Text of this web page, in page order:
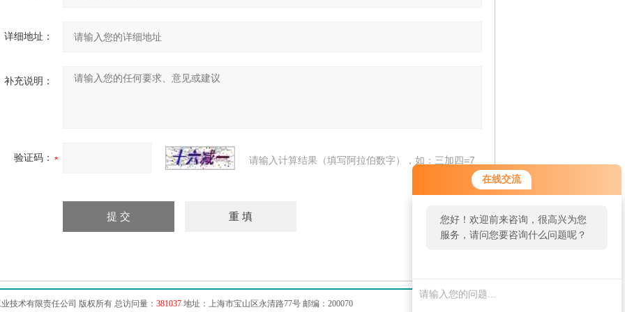
在线交流
您好！欢迎前来咨询，很高兴为您
服务，请问您要咨询什么问题呢？
详细地址：
补充说明：
验证码： 请输入计算结果（填写阿拉伯数字），如：三加四=7
技术有限责任公司 版权所有 总访问量： 381037 地址：上海市宝山区永清路77号 邮编：200070